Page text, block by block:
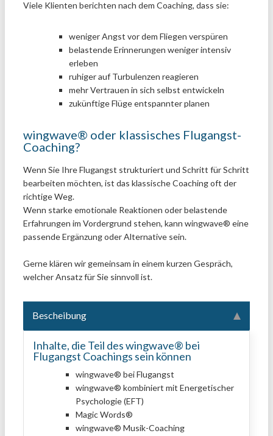
Viele Klienten berichten nach dem Coaching, dass sie:
weniger Angst vor dem Fliegen verspüren
belastende Erinnerungen weniger intensiv
erleben
ruhiger auf Turbulenzen reagieren
mehr Vertrauen in sich selbst entwickeln
zukünftige Flüge entspannter planen
wingwave® oder klassisches Flugangst-
Coaching?
Wenn Sie Ihre Flugangst strukturiert und Schritt für Schritt
bearbeiten möchten, ist das klassische Coaching oft der
richtige Weg.
Wenn starke emotionale Reaktionen oder belastende
Erfahrungen im Vordergrund stehen, kann wingwave® eine
passende Ergänzung oder Alternative sein.
Gerne klären wir gemeinsam in einem kurzen Gespräch,
welcher Ansatz für Sie sinnvoll ist.
Bescheibung
Inhalte, die Teil des wingwave® bei
Flugangst Coachings sein können
wingwave® bei Flugangst
wingwave® kombiniert mit Energetischer
Psychologie (EFT)
Magic Words®
wingwave® Musik-Coaching